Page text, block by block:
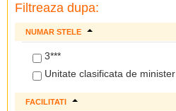
Filtreaza dupa:
NUMAR STELE
3***
Unitate clasificata de minister
FACILITATI